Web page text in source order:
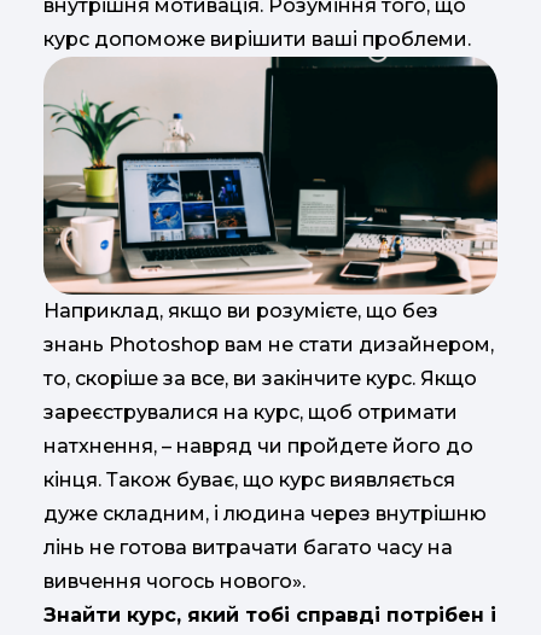
внутрішня мотивація. Розуміння того, що
курс допоможе вирішити ваші проблеми.
Наприклад, якщо ви розумієте, що без
знань Photoshop вам не стати дизайнером,
то, скоріше за все, ви закінчите курс. Якщо
зареєструвалися на курс, щоб отримати
натхнення, – навряд чи пройдете його до
кінця. Також буває, що курс виявляється
дуже складним, і людина через внутрішню
лінь не готова витрачати багато часу на
вивчення чогось нового».
Знайти курс, який тобі справді потрібен і